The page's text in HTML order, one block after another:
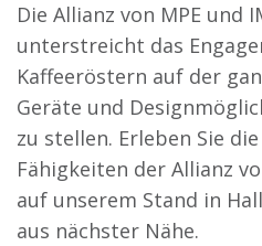
Die Allianz von MPE und
unterstreicht das
Kaffeeröstern auf der
Geräte und
zu stellen. Erleben Sie
Fähigkeiten der Allianz
auf unserem Stand in
aus nächster Nähe.